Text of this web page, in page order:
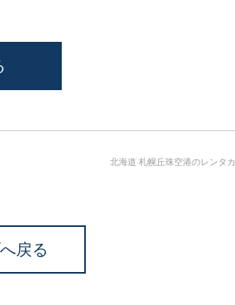
北海道 札幌丘珠空港のレンタ
戻る